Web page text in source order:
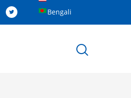
Bengali